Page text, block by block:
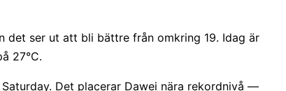
det ser ut att bli bättre från omkring 19. Idag är
27°C.
Det placerar Dawei nära rekordnivå —